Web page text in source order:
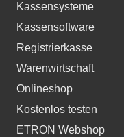
Kassensysteme
Kassensoftware
Registrierkasse
Warenwirtschaft
Onlineshop
Kostenlos testen
ETRON Webshop